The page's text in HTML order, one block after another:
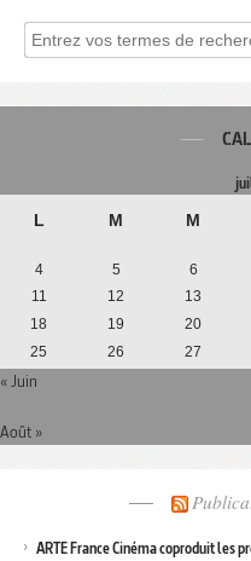
L M M
4
5 6
11
12 13
18
19 20
25
26 27
« Juin
Août »
ARTE France Cinéma coproduit les